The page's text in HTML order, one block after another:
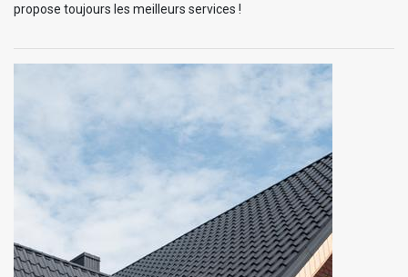
propose toujours les meilleurs services !